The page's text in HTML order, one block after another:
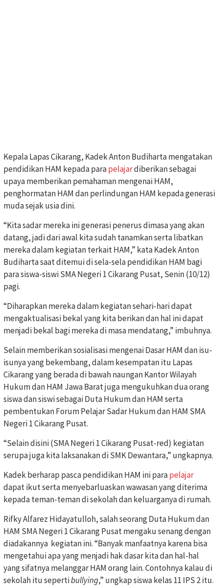
Kepala Lapas Cikarang, Kadek Anton Budiharta mengatakan
pendidikan HAM kepada parapelajardiberikan sebagai
upaya memberikan pemahaman mengenai HAM,
penghormatan HAM dan perlindungan HAM kepada generasi
muda sejak usia dini.
“Kita sadar mereka ini generasi penerus dimasa yang akan
datang, jadi dari awal kita sudah tanamkan serta libatkan
mereka dalam kegiatan terkait HAM,” kata Kadek Anton
Budiharta saat ditemui di sela-sela pendidikan HAM bagi
para siswa-siswi SMA Negeri 1 Cikarang Pusat, Senin (10/12)
pagi.
“Diharapkan mereka dalam kegiatan sehari-hari dapat
mengaktualisasi bekal yang kita berikan dan hal ini dapat
menjadi bekal bagi mereka di masa mendatang,” imbuhnya.
Selain memberikan sosialisasi mengenai Dasar HAM dan isu-
isunya yang bekembang, dalam kesempatan itu Lapas
Cikarang yang berada di bawah naungan Kantor Wilayah
Hukum dan HAM Jawa Barat juga mengukuhkan dua orang
siswa dan siswi sebagai Duta Hukum dan HAM serta
pembentukan Forum Pelajar Sadar Hukum dan HAM SMA
Negeri 1 Cikarang Pusat.
“Selain disini (SMA Negeri 1 Cikarang Pusat-red) kegiatan
serupa juga kita laksanakan di SMK Dewantara,” ungkapnya.
Kadek berharap pasca pendidikan HAM ini parapelajar
dapat ikut serta menyebarluaskan wawasan yang diterima
kepada teman-teman di sekolah dan keluarganya di rumah.
Rifky Alfarez Hidayatulloh, salah seorang Duta Hukum dan
HAM SMA Negeri 1 Cikarang Pusat mengaku senang dengan
diadakannya kegiatan ini. “Banyak manfaatnya karena bisa
mengetahui apa yang menjadi hak dasar kita dan hal-hal
yang sifatnya melanggar HAM orang lain. Contohnya kalau di
sekolah itu sepertibullying,” ungkap siswa kelas 11 IPS 2 itu.